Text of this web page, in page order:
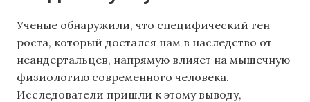
Ученые обнаружили, что специфический ген
роста, который достался нам в наследство от
неандертальцев, напрямую влияет на мышечную
физиологию современного человека.
Исследователи пришли к этому выводу,